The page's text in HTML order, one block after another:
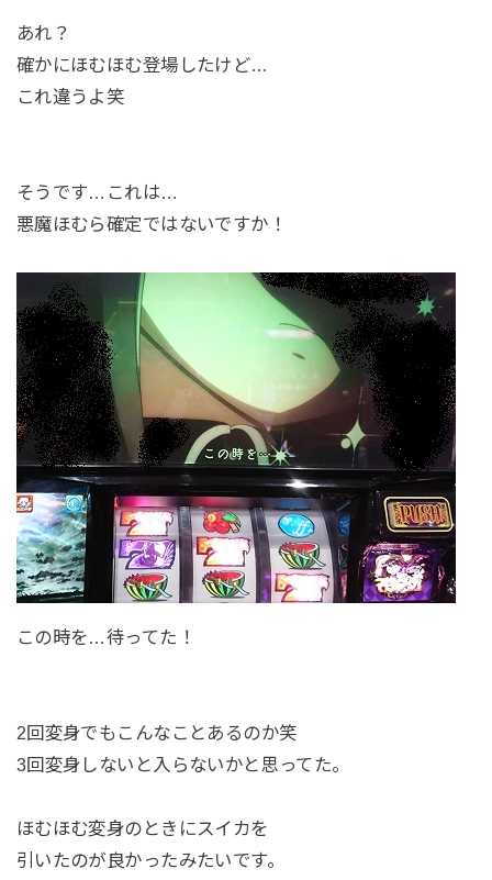
あれ？
確かにほむほむ登場したけど…
これ違うよ笑
そうです…これは…
悪魔ほむら確定ではないですか！
この時を…待ってた！
2回変身でもこんなことあるのか笑
3回変身しないと入らないかと思ってた。
ほむほむ変身のときにスイカを
引いたのが良かったみたいです。